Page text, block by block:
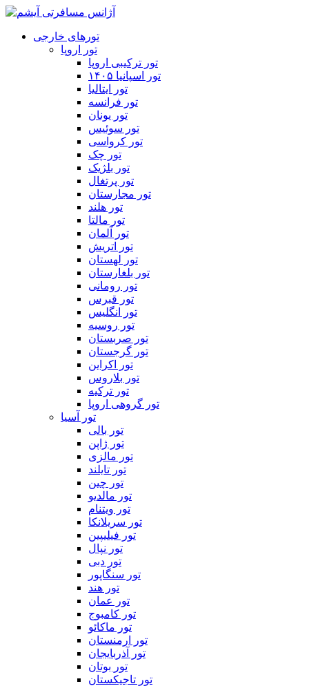
تورهای خارجی
تور اروپا
تور ترکیبی اروپا
تور اسپانیا ۱۴۰۵
تور ایتالیا
تور فرانسه
تور یونان
تور سوئیس
تور کرواسی
تور چک
تور بلژیک
تور پرتغال
تور مجارستان
تور هلند
تور مالتا
تور آلمان
تور اتریش
تور لهستان
تور بلغارستان
تور رومانی
تور قبرس
تور انگلیس
تور روسیه
تور صربستان
تور گرجستان
تور اکراین
تور بلاروس
تور ترکیه
تور گروهی اروپا
تور آسیا
تور بالی
تور ژاپن
تور مالزی
تور تایلند
تور چین
تور مالدیو
تور ویتنام
تور سریلانکا
تور فیلیپین
تور نپال
تور دبی
تور سنگاپور
تور هند
تور عمان
تور کامبوج
تور ماکائو
تور ارمنستان
تور آذربایجان
تور بوتان
تور تاجیکستان